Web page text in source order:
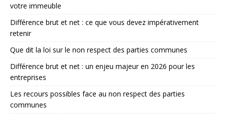
votre immeuble
Différence brut et net : ce que vous devez impérativement
retenir
Que dit la loi sur le non respect des parties communes
Différence brut et net : un enjeu majeur en 2026 pour les
entreprises
Les recours possibles face au non respect des parties
communes